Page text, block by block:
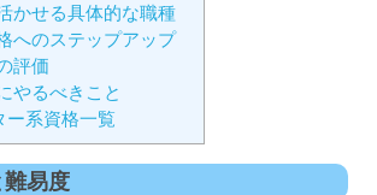
かせる具体的な職種
へのステップアップ
評価
やるべきこと
ー系資格一覧
難易度